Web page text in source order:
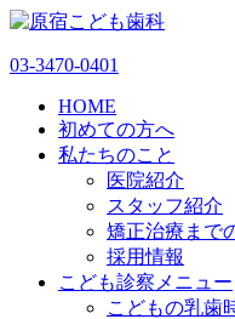
03-3470-0401
HOME
初めての方へ
私たちのこと
医院紹介
スタッフ紹介
矯正治療まで
採用情報
こども診察メニュー
こどもの乳歯